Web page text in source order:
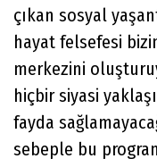
çıkan sosyal
hayat felsefesi
merkezini
hiçbir siyasi
fayda
sebeple bu